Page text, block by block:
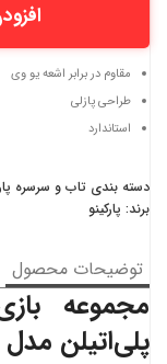
مقاوم در برابر اشعه یو وی
طراحی پازلی
استاندارد
دسته بندی تاب و سرسره
برند: پارکینو
توضیحات محصول
مجموعه بازی
پلی‌اتیلن مدل